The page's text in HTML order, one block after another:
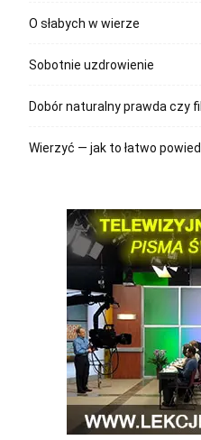
O słabych w wierze
Sobotnie uzdrowienie
Dobór naturalny prawda czy
Wierzyć — jak to łatwo